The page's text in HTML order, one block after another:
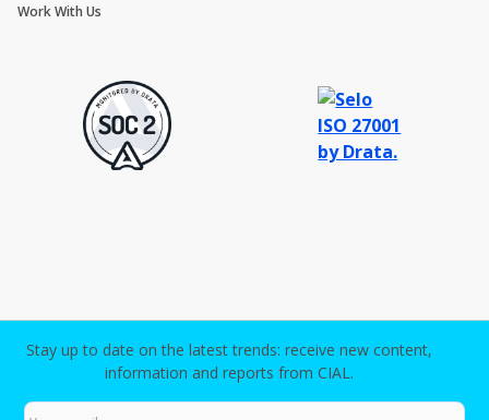
Work With Us
Stay up to date on the latest trends: receive new content,
information and reports from CIAL.